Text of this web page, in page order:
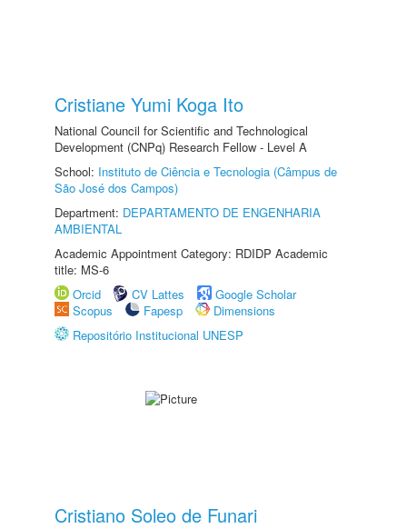
Cristiane Yumi Koga Ito
National Council for Scientific and Technological
Development (CNPq) Research Fellow - Level A
School: Instituto de Ciência e Tecnologia (Câmpus de
São José dos Campos)
Department: DEPARTAMENTO DE ENGENHARIA
AMBIENTAL
Academic Appointment Category: RDIDP Academic
title: MS-6
Orcid
CV Lattes
Google Scholar
Scopus
Fapesp
Dimensions
Repositório Institucional UNESP
Cristiano Soleo de Funari